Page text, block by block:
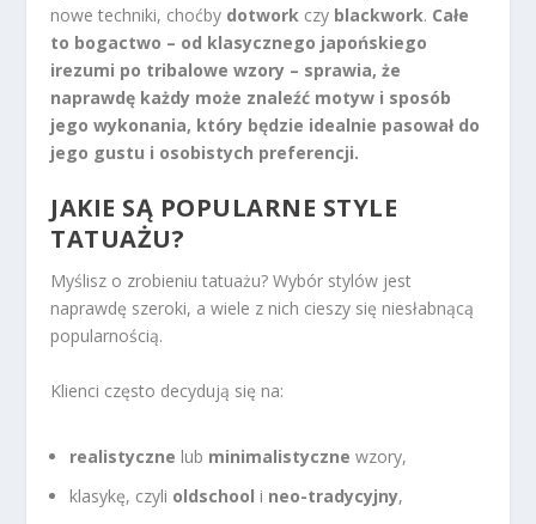
nowe techniki, choćby dotwork czy blackwork. Całe
to bogactwo – od klasycznego japońskiego
irezumi po tribalowe wzory – sprawia, że
naprawdę każdy może znaleźć motyw i sposób
jego wykonania, który będzie idealnie pasował do
jego gustu i osobistych preferencji.
JAKIE SĄ POPULARNE STYLE
TATUAŻU?
Myślisz o zrobieniu tatuażu? Wybór stylów jest
naprawdę szeroki, a wiele z nich cieszy się niesłabnącą
popularnością.
Klienci często decydują się na:
realistyczne lub minimalistyczne wzory,
klasykę, czyli oldschool i neo-tradycyjny,